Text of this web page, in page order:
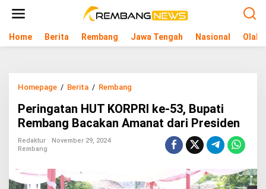
t
Home Berita Rembang Jawa Tengah Nasional
Homepage / Berita / Rembang
r
i
n
n
Peringatan HUT KORPRI ke-53, Bupati
Rembang Bacakan Amanat dari Presiden
Redaktur
November 29, 2024
Rembang